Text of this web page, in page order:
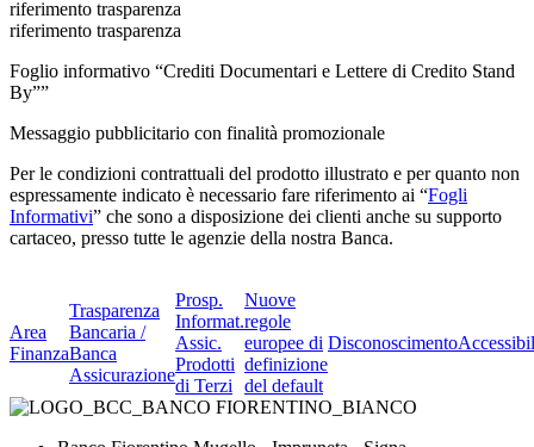
riferimento trasparenza
riferimento trasparenza
Foglio informativo “Crediti Documentari e Lettere di Credito Stand
By””
Messaggio pubblicitario con finalità promozionale
Per le condizioni contrattuali del prodotto illustrato e per quanto non
espressamente indicato è necessario fare riferimento ai “Fogli
Informativi” che sono a disposizione dei clienti anche su supporto
cartaceo, presso tutte le agenzie della nostra Banca.
Area
Finanza
Trasparenza
Bancaria /
Banca
Assicurazione
Prosp.
Informat.
Assic.
Prodotti
di Terzi
Nuove
regole
europee di
definizione
del default
Disconoscimento